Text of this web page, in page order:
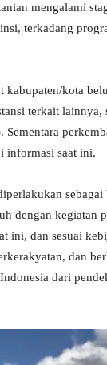
mengalami
terkadang
kota
terkait
informasi saat ini.
sebagai
dengan kegiatan
ini, dan sesuai
dan
dari